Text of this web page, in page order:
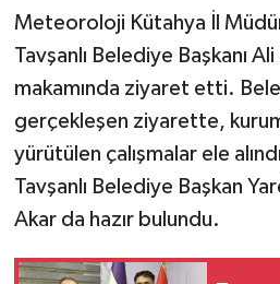
Meteoroloji Kütahya İl
Tavşanlı Belediye Başkanı
makamında ziyaret etti.
gerçekleşen ziyarette,
yürütülen çalışmalar ele
Tavşanlı Belediye Başkan
Akar da hazır bulundu.
Seri İlan
Siyaset
Spor
Teknoloji